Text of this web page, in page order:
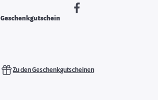
Geschenkgutschein
Zu den Geschenkgutscheinen